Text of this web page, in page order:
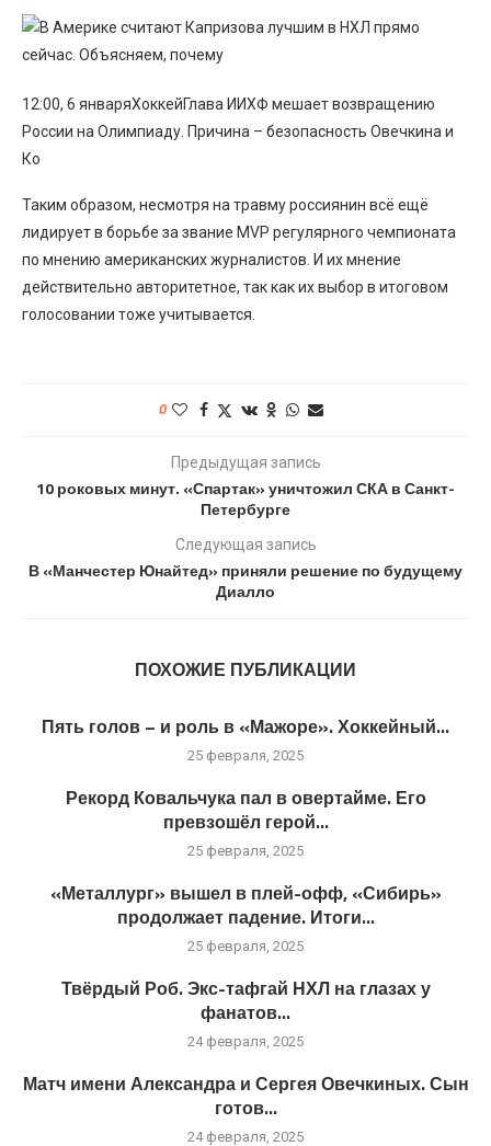
12:00, 6 январяХоккейГлава ИИХФ мешает возвращению
России на Олимпиаду. Причина – безопасность Овечкина и
Ко
Таким образом, несмотря на травму россиянин всё ещё
лидирует в борьбе за звание MVP регулярного чемпионата
по мнению американских журналистов. И их мнение
действительно авторитетное, так как их выбор в итоговом
голосовании тоже учитывается.
0
Предыдущая запись
10 роковых минут. «Спартак» уничтожил СКА в Санкт-
Петербурге
Следующая запись
В «Манчестер Юнайтед» приняли решение по будущему
Диалло
ПОХОЖИЕ ПУБЛИКАЦИИ
Пять голов – и роль в «Мажоре». Хоккейный...
25 февраля, 2025
Рекорд Ковальчука пал в овертайме. Его
превзошёл герой...
25 февраля, 2025
«Металлург» вышел в плей-офф, «Сибирь»
продолжает падение. Итоги...
25 февраля, 2025
Твёрдый Роб. Экс-тафгай НХЛ на глазах у
фанатов...
24 февраля, 2025
Матч имени Александра и Сергея Овечкиных. Сын
готов...
24 февраля, 2025